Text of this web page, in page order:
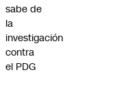
sabe de
la
investigación
contra
el PDG